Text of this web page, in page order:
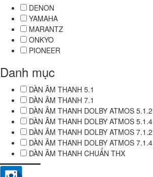
DENON
YAMAHA
MARANTZ
ONKYO
PIONEER
Danh mục
DÀN ÂM THANH 5.1
DÀN ÂM THANH 7.1
DÀN ÂM THANH DOLBY ATMOS 5.1.2
DÀN ÂM THANH DOLBY ATMOS 5.1.4
DÀN ÂM THANH DOLBY ATMOS 7.1.2
DÀN ÂM THANH DOLBY ATMOS 7.1.4
DÀN ÂM THANH CHUẨN THX